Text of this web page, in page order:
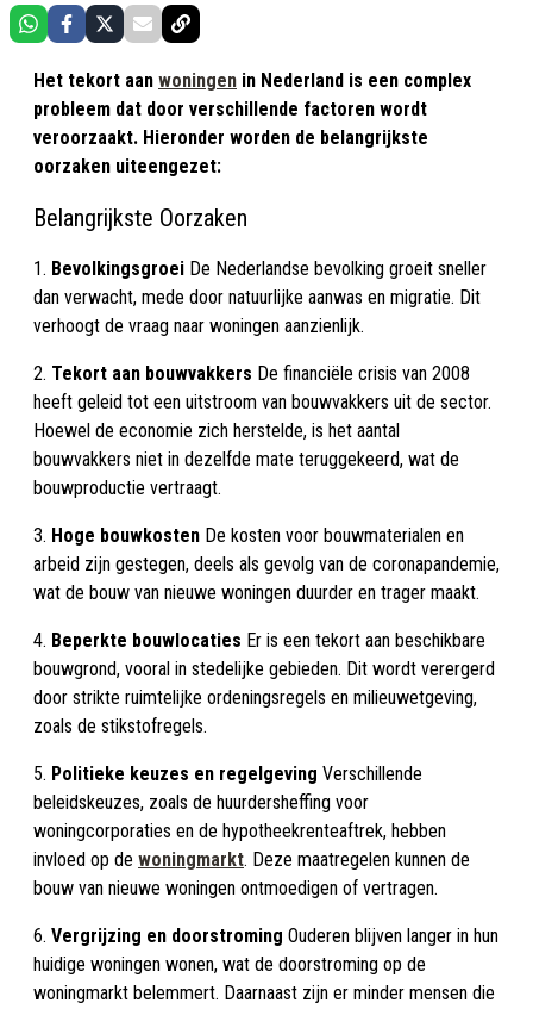
Het tekort aan woningen in Nederland is een complex
probleem dat door verschillende factoren wordt
veroorzaakt. Hieronder worden de belangrijkste
oorzaken uiteengezet:
Belangrijkste Oorzaken
1. Bevolkingsgroei De Nederlandse bevolking groeit sneller
dan verwacht, mede door natuurlijke aanwas en migratie. Dit
verhoogt de vraag naar woningen aanzienlijk.
2. Tekort aan bouwvakkers De financiële crisis van 2008
heeft geleid tot een uitstroom van bouwvakkers uit de sector.
Hoewel de economie zich herstelde, is het aantal
bouwvakkers niet in dezelfde mate teruggekeerd, wat de
bouwproductie vertraagt.
3. Hoge bouwkosten De kosten voor bouwmaterialen en
arbeid zijn gestegen, deels als gevolg van de coronapandemie,
wat de bouw van nieuwe woningen duurder en trager maakt.
4. Beperkte bouwlocaties Er is een tekort aan beschikbare
bouwgrond, vooral in stedelijke gebieden. Dit wordt verergerd
door strikte ruimtelijke ordeningsregels en milieuwetgeving,
zoals de stikstofregels.
5. Politieke keuzes en regelgeving Verschillende
beleidskeuzes, zoals de huurdersheffing voor
woningcorporaties en de hypotheekrenteaftrek, hebben
invloed op de woningmarkt. Deze maatregelen kunnen de
bouw van nieuwe woningen ontmoedigen of vertragen.
6. Vergrijzing en doorstroming Ouderen blijven langer in hun
huidige woningen wonen, wat de doorstroming op de
woningmarkt belemmert. Daarnaast zijn er minder mensen die